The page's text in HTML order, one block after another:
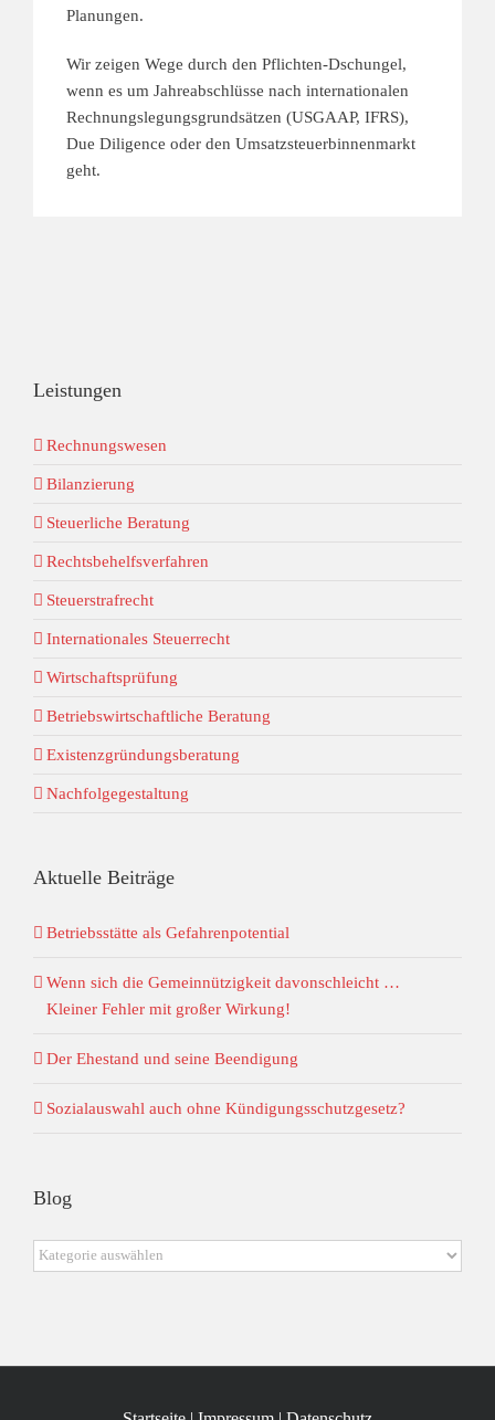
Planungen.
Wir zeigen Wege durch den Pflichten-Dschungel,
wenn es um Jahreabschlüsse nach internationalen
Rechnungslegungsgrundsätzen (USGAAP, IFRS),
Due Diligence oder den Umsatzsteuerbinnenmarkt
geht.
Leistungen
Rechnungswesen
Bilanzierung
Steuerliche Beratung
Rechtsbehelfsverfahren
Steuerstrafrecht
Internationales Steuerrecht
Wirtschaftsprüfung
Betriebswirtschaftliche Beratung
Existenzgründungsberatung
Nachfolgegestaltung
Aktuelle Beiträge
Betriebsstätte als Gefahrenpotential
Wenn sich die Gemeinnützigkeit davonschleicht …
Kleiner Fehler mit großer Wirkung!
Der Ehestand und seine Beendigung
Sozialauswahl auch ohne Kündigungsschutzgesetz?
Blog
Blog